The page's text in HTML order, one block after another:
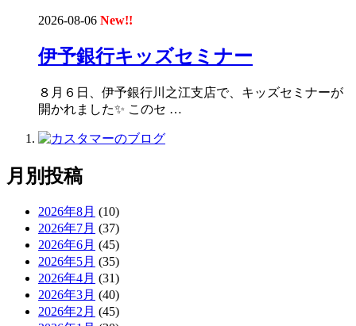
2026-08-06 New!!
伊予銀行キッズセミナー
８月６日、伊予銀行川之江支店で、キッズセミナーが
開かれました✨ このセ …
月別投稿
2026年8月 (10)
2026年7月 (37)
2026年6月 (45)
2026年5月 (35)
2026年4月 (31)
2026年3月 (40)
2026年2月 (45)